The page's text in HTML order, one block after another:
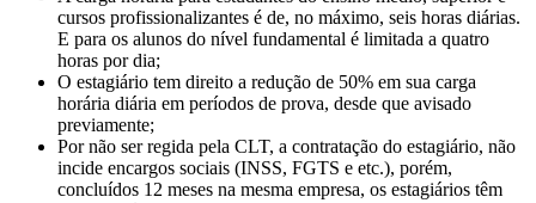
cursos profissionalizantes é de, no máximo, seis horas diárias.
E para os alunos do nível fundamental é limitada a quatro
horas por dia;
O estagiário tem direito a redução de 50% em sua carga
horária diária em períodos de prova, desde que avisado
previamente;
Por não ser regida pela CLT, a contratação do estagiário, não
incide encargos sociais (INSS, FGTS e etc.), porém,
concluídos 12 meses na mesma empresa, os estagiários têm